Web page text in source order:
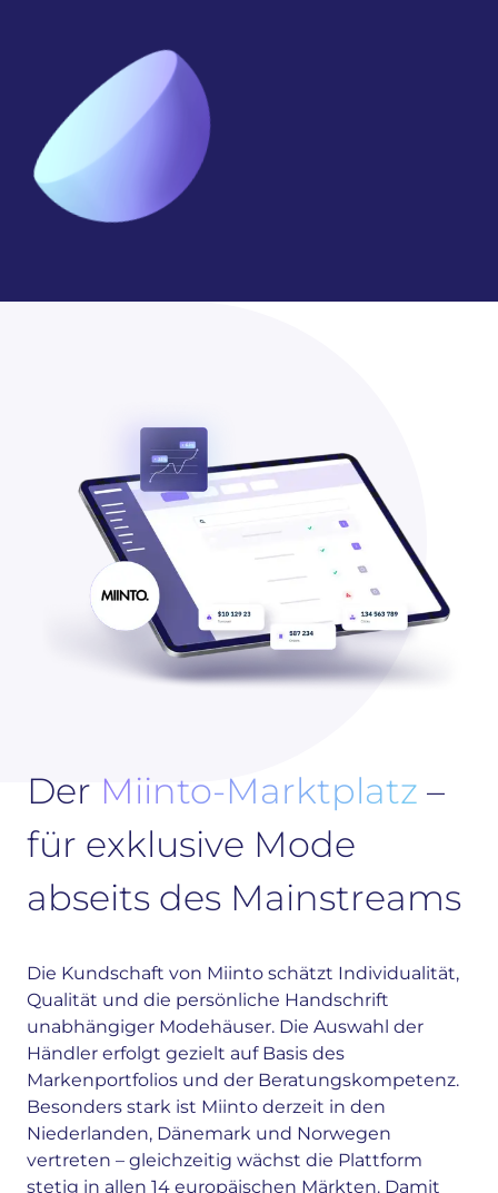
Der Miinto-Marktplatz –
für exklusive Mode
abseits des Mainstreams
Die Kundschaft von Miinto schätzt Individualität,
Qualität und die persönliche Handschrift
unabhängiger Modehäuser. Die Auswahl der
Händler erfolgt gezielt auf Basis des
Markenportfolios und der Beratungskompetenz.
Besonders stark ist Miinto derzeit in den
Niederlanden, Dänemark und Norwegen
vertreten – gleichzeitig wächst die Plattform
stetig in allen 14 europäischen Märkten. Damit